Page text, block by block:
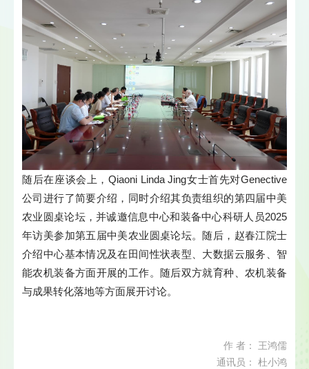
随后在座谈会上，Qiaoni Linda Jing女士首先对Genective
公司进行了简要介绍，同时介绍其负责组织的第四届中美
农业圆桌论坛，并诚邀信息中心和装备中心科研人员2025
年访美参加第五届中美农业圆桌论坛。随后，赵春江院士
介绍中心基本情况及在田间性状表型、大数据云服务、智
能农机装备方面开展的工作。随后双方就育种、农机装备
与成果转化落地等方面展开讨论。
作 者： 王鸿儒
通讯员： 杜小鸿